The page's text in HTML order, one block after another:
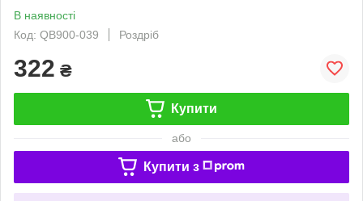
В наявності
Код: QB900-039
Роздріб
322 ₴
Купити
або
Купити з